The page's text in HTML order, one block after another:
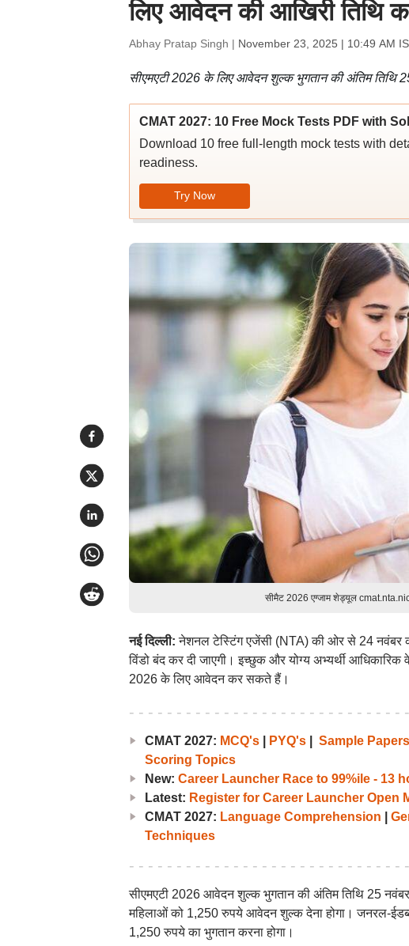
लिए आवेदन की आखिरी तिथि
Abhay Pratap Singh | November 23, 2025 | 10:49 AM
सीएमएटी 2026 के लिए आवेदन शुल्क भुगतान की अंतिम तिथि
CMAT 2027: 10 Free Mock Tests PDF with
Download 10 free full-length mock tests with
readiness.
Try Now
सीमैट 2026 एग्जाम शेड्यूल
नई दिल्ली: नेशनल टेस्टिंग एजेंसी (NTA) की ओर से 24 नवंबर
विंडो बंद कर दी जाएगी। इच्छुक और योग्य अभ्यर्थी
2026 के लिए आवेदन कर सकते हैं।
CMAT 2027: MCQ's| PYQ's| Sample Papers
Scoring Topics
New: Career Launcher Race to 99%ile - 13
Latest: Register for Career Launcher Open
CMAT 2027: Language Comprehension
Techniques
सीएमएटी 2026 आवेदन शुल्क भुगतान की अंतिम तिथि 25 नवंबर
महिलाओं को 1,250 रुपये आवेदन शुल्क देना होगा। जनरल-
1,250 रुपये का भुगतान करना होगा।